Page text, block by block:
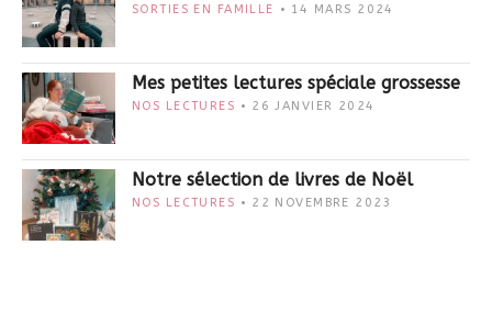
SORTIES EN FAMILLE 14 MARS 2024
Mes petites lectures spéciale grossesse
NOS LECTURES 26 JANVIER 2024
Notre sélection de livres de Noël
NOS LECTURES 22 NOVEMBRE 2023